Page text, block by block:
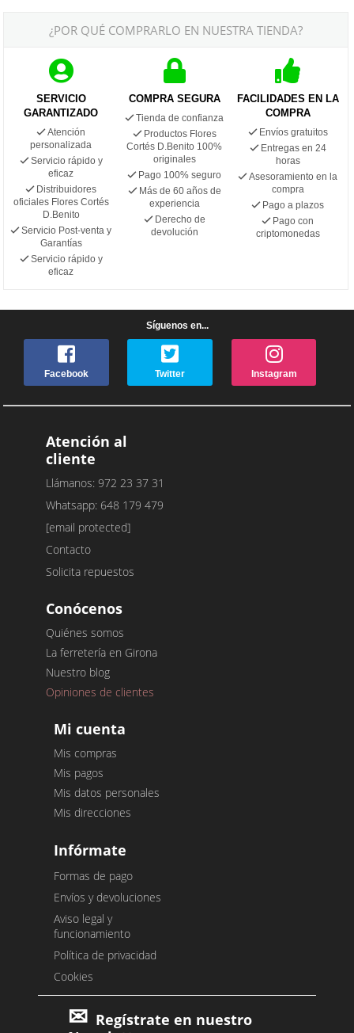
¿POR QUÉ COMPRARLO EN NUESTRA TIENDA?
SERVICIO
GARANTIZADO
Atención
personalizada
Servicio rápido y
eficaz
Distribuidores
oficiales Flores Cortés
D.Benito
Servicio Post-venta y
Garantías
Servicio rápido y
eficaz
COMPRA SEGURA
Tienda de confianza
Productos Flores
Cortés D.Benito 100%
originales
Pago 100% seguro
Más de 60 años de
experiencia
Derecho de
devolución
FACILIDADES EN LA
COMPRA
Envíos gratuitos
Entregas en 24
horas
Asesoramiento en la
compra
Pago a plazos
Pago con
criptomonedas
Síguenos en...
Facebook Twitter Instagram
Atención al
cliente
Llámanos: 972 23 37 31
Whatsapp: 648 179 479
[email protected]
Contacto
Solicita repuestos
Conócenos
Quiénes somos
La ferretería en Girona
Nuestro blog
Opiniones de clientes
Mi cuenta
Mis compras
Mis pagos
Mis datos personales
Mis direcciones
Infórmate
Formas de pago
Envíos y devoluciones
Aviso legal y
funcionamiento
Política de privacidad
Cookies
Regístrate en nuestro